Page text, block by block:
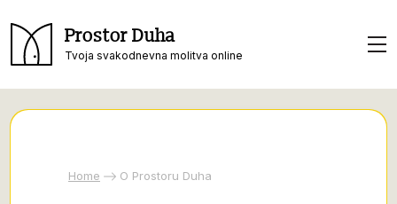
Prostor Duha
Tvoja svakodnevna molitva online
Home O Prostoru Duha